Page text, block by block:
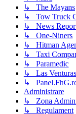
↳ The Mayans
↳ Tow Truck
↳ News
↳ One-Niners
↳ Hitman
↳ Taxi
↳ Paramedic
↳ Las
↳
Administrare
↳ Zona
↳ Regulament